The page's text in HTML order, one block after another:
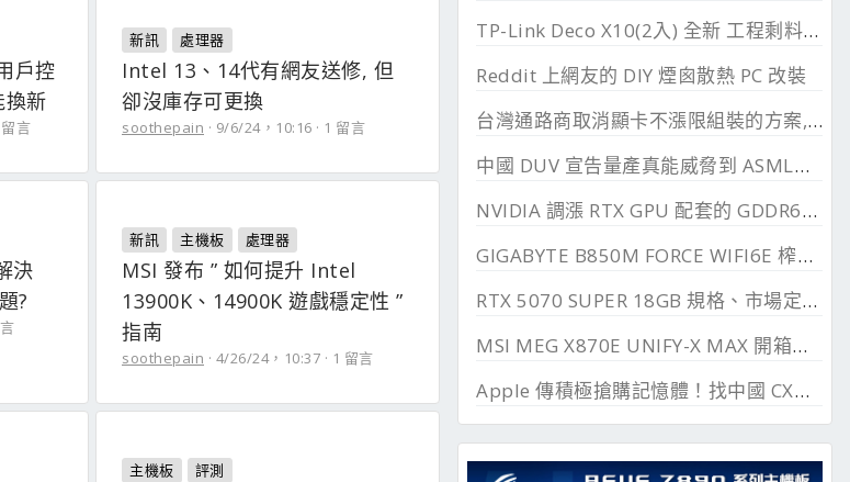
戶控
換新
言
新訊 處理器
Intel 13、14代有網友送修, 但
卻沒庫存可更換
soothepain 9/6/24，10:16 1 留言
決
?
新訊 主機板 處理器
MSI 發布 ” 如何提升 Intel
13900K、14900K 遊戲穩定性 ”
指南
soothepain 4/26/24，10:37 1 留言
主機板 評測
TP-Link Deco X10(2入) 全新 工程剩料 可店到店 免運費
Reddit 上網友的 DIY 煙囪散熱 PC 改裝
台灣通路商取消顯卡不漲限組裝的方案, 直漲 20~45%
中國 DUV 宣告量產真能威脅到 ASML？外媒稱相差甚遠
NVIDIA 調漲 RTX GPU 配套的 GDDR6、GDDR7 價格
GIGABYTE B850M FORCE WIFI6E 榨乾長鑫24G DDR
RTX 5070 SUPER 18GB 規格、市場定位與可能推出時間
MSI MEG X870E UNIFY-X MAX 開箱測試, 2 DIMM 的超頻優化
Apple 傳積極搶購記憶體！找中國 CXMT 談價格碰壁